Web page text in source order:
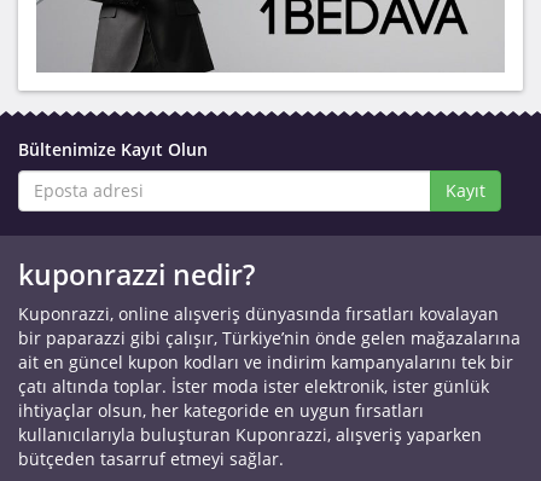
Bültenimize Kayıt Olun
Kayıt
kuponrazzi nedir?
Kuponrazzi, online alışveriş dünyasında fırsatları kovalayan
bir paparazzi gibi çalışır, Türkiye’nin önde gelen mağazalarına
ait en güncel kupon kodları ve indirim kampanyalarını tek bir
çatı altında toplar. İster moda ister elektronik, ister günlük
ihtiyaçlar olsun, her kategoride en uygun fırsatları
kullanıcılarıyla buluşturan Kuponrazzi, alışveriş yaparken
bütçeden tasarruf etmeyi sağlar.